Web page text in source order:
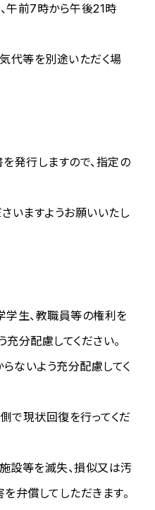
午前7時から午後21時
代等を別途いただく場
発行しますので、指定の
いますようお願いいたし
学生、教職員等の権利を
分配慮してください。
ないよう充分配慮してく
で現状回復を行ってくだ
設等を滅失、損似又は汚
弁償してしただきます。